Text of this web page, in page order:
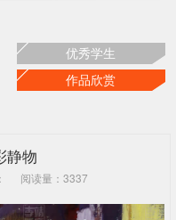
优秀学生
作品欣赏
静物
阅读量：3337